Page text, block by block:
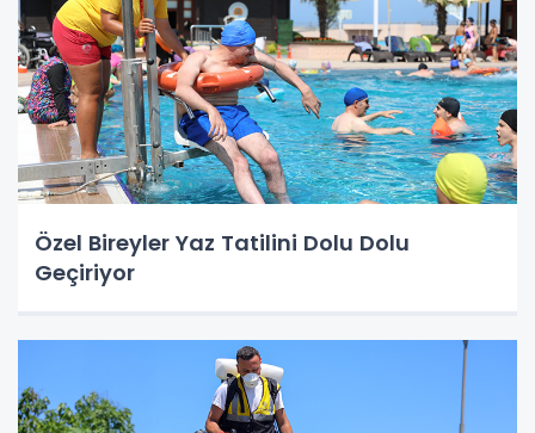
Özel Bireyler Yaz Tatilini Dolu Dolu
Geçiriyor